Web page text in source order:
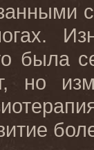
была
но